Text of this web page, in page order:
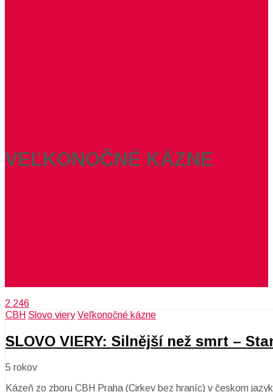
VEĽKONOČNÉ KÁZNE
2 246
CBH Slovo viery Veľkonočné kázne
SLOVO VIERY: Silnější než smrt –
5 rokov
Kázeň zo zboru CBH Praha (Cirkev bez hraníc) v českom